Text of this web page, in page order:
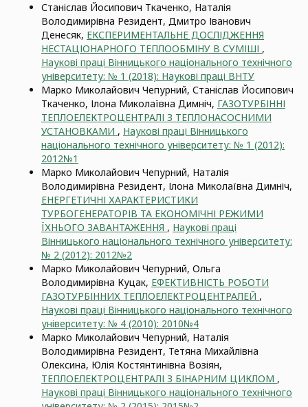
Станіслав Йосипович Ткаченко, Наталія
Володимирівна Резидент, Дмитро Іванович
Денесяк, ЕКСПЕРИМЕНТАЛЬНЕ ДОСЛІДЖЕННЯ
НЕСТАЦІОНАРНОГО ТЕПЛООБМІНУ В СУМІШІ ,
Наукові праці Вінницького національного технічного
університету: № 1 (2018): Наукові праці ВНТУ
Марко Миколайович Чепурний, Станіслав Йосипович
Ткаченко, Ілона Миколаївна Димніч, ГАЗОТУРБІННІ
ТЕПЛОЕЛЕКТРОЦЕНТРАЛІ З ТЕПЛОНАСОСНИМИ
УСТАНОВКАМИ , Наукові праці Вінницького
національного технічного університету: № 1 (2012):
2012№1
Марко Миколайович Чепурний, Наталія
Володимирівна Резидент, Ілона Миколаївна Димніч,
ЕНЕРГЕТИЧНІ ХАРАКТЕРИСТИКИ
ТУРБОГЕНЕРАТОРІВ ТА ЕКОНОМІЧНІ РЕЖИМИ
ЇХНЬОГО ЗАВАНТАЖЕННЯ , Наукові праці
Вінницького національного технічного університету:
№ 2 (2012): 2012№2
Марко Миколайович Чепурний, Ольга
Володимирівна Куцак, ЕФЕКТИВНІСТЬ РОБОТИ
ГАЗОТУРБІННИХ ТЕПЛОЕЛЕКТРОЦЕНТРАЛЕЙ ,
Наукові праці Вінницького національного технічного
університету: № 4 (2010): 2010№4
Марко Миколайович Чепурний, Наталія
Володимирівна Резидент, Тетяна Михайлівна
Олексина, Юлія Костянтинівна Возіян,
ТЕПЛОЕЛЕКТРОЦЕНТРАЛІ З БІНАРНИМ ЦИКЛОМ ,
Наукові праці Вінницького національного технічного